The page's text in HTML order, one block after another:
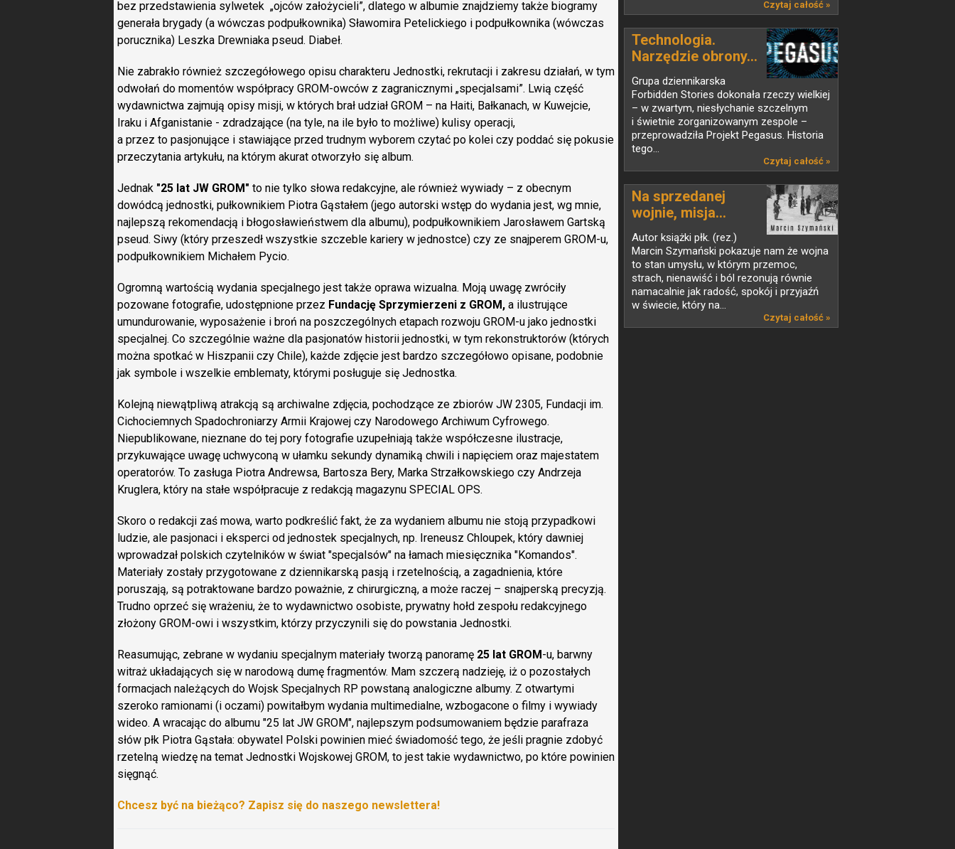
bez przedstawienia sylwetek „ojców założycieli”, dlatego w albumie znajdziemy także biogramy
generała brygady (a wówczas podpułkownika) Sławomira Petelickiego i podpułkownika (wówczas
porucznika) Leszka Drewniaka pseud. Diabeł.
Nie zabrakło również szczegółowego opisu charakteru Jednostki, rekrutacji i zakresu działań, w tym
odwołań do momentów współpracy GROM-owców z zagranicznymi „specjalsami”. Lwią część
wydawnictwa zajmują opisy misji, w których brał udział GROM – na Haiti, Bałkanach, w Kuwejcie,
Iraku i Afganistanie - zdradzające (na tyle, na ile było to możliwe) kulisy operacji,
a przez to pasjonujące i stawiające przed trudnym wyborem czytać po kolei czy poddać się pokusie
przeczytania artykułu, na którym akurat otworzyło się album.
Jednak "25 lat JW GROM" to nie tylko słowa redakcyjne, ale również wywiady – z obecnym
dowódcą jednostki, pułkownikiem Piotra Gąstałem (jego autorski wstęp do wydania jest, wg mnie,
najlepszą rekomendacją i błogosławieństwem dla albumu), podpułkownikiem Jarosławem Gartską
pseud. Siwy (który przeszedł wszystkie szczeble kariery w jednostce) czy ze snajperem GROM-u,
podpułkownikiem Michałem Pycio.
Ogromną wartością wydania specjalnego jest także oprawa wizualna. Moją uwagę zwróciły
pozowane fotografie, udostępnione przez Fundację Sprzymierzeni z GROM, a ilustrujące
umundurowanie, wyposażenie i broń na poszczególnych etapach rozwoju GROM-u jako jednostki
specjalnej. Co szczególnie ważne dla pasjonatów historii jednostki, w tym rekonstruktorów (których
można spotkać w Hiszpanii czy Chile), każde zdjęcie jest bardzo szczegółowo opisane, podobnie
jak symbole i wszelkie emblematy, którymi posługuje się Jednostka.
Kolejną niewątpliwą atrakcją są archiwalne zdjęcia, pochodzące ze zbiorów JW 2305, Fundacji im.
Cichociemnych Spadochroniarzy Armii Krajowej czy Narodowego Archiwum Cyfrowego.
Niepublikowane, nieznane do tej pory fotografie uzupełniają także współczesne ilustracje,
przykuwające uwagę uchwyconą w ułamku sekundy dynamiką chwili i napięciem oraz majestatem
operatorów. To zasługa Piotra Andrewsa, Bartosza Bery, Marka Strzałkowskiego czy Andrzeja
Kruglera, który na stałe współpracuje z redakcją magazynu SPECIAL OPS.
Skoro o redakcji zaś mowa, warto podkreślić fakt, że za wydaniem albumu nie stoją przypadkowi
ludzie, ale pasjonaci i eksperci od jednostek specjalnych, np. Ireneusz Chloupek, który dawniej
wprowadzał polskich czytelników w świat "specjalsów" na łamach miesięcznika "Komandos".
Materiały zostały przygotowane z dziennikarską pasją i rzetelnością, a zagadnienia, które
poruszają, są potraktowane bardzo poważnie, z chirurgiczną, a może raczej – snajperską precyzją.
Trudno oprzeć się wrażeniu, że to wydawnictwo osobiste, prywatny hołd zespołu redakcyjnego
złożony GROM-owi i wszystkim, którzy przyczynili się do powstania Jednostki.
Reasumując, zebrane w wydaniu specjalnym materiały tworzą panoramę 25 lat GROM-u, barwny
witraż układających się w narodową dumę fragmentów. Mam szczerą nadzieję, iż o pozostałych
formacjach należących do Wojsk Specjalnych RP powstaną analogiczne albumy. Z otwartymi
szeroko ramionami (i oczami) powitałbym wydania multimedialne, wzbogacone o filmy i wywiady
wideo. A wracając do albumu "25 lat JW GROM", najlepszym podsumowaniem będzie parafraza
słów płk Piotra Gąstała: obywatel Polski powinien mieć świadomość tego, że jeśli pragnie zdobyć
rzetelną wiedzę na temat Jednostki Wojskowej GROM, to jest takie wydawnictwo, po które powinien
sięgnąć.
Chcesz być na bieżąco? Zapisz się do naszego newslettera!
Czytaj całość »
Technologia.
Narzędzie obrony...
Grupa dziennikarska
Forbidden Stories dokonała rzeczy wielkiej
– w zwartym, niesłychanie szczelnym
i świetnie zorganizowanym zespole –
przeprowadziła Projekt Pegasus. Historia
tego...
Czytaj całość »
Na sprzedanej
wojnie, misja...
Autor książki płk. (rez.)
Marcin Szymański pokazuje nam że wojna
to stan umysłu, w którym przemoc,
strach, nienawiść i ból rezonują równie
namacalnie jak radość, spokój i przyjaźń
w świecie, który na...
Czytaj całość »